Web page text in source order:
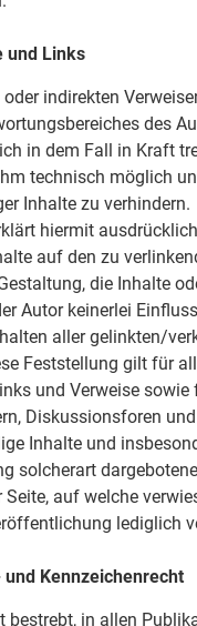
und Links
oder indirekten
des
in dem Fall in Kraft
technisch möglich
Inhalte zu verhindern.
hiermit
auf den zu
die Inhalte
Autor keinerlei
aller gelinkten/
Feststellung gilt für
und Verweise
Diskussionsforen
Inhalte und
solcherart
Seite, auf welche
lediglich
Kennzeichenrecht
bestrebt, in allen